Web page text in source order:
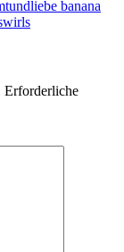
Erforderliche